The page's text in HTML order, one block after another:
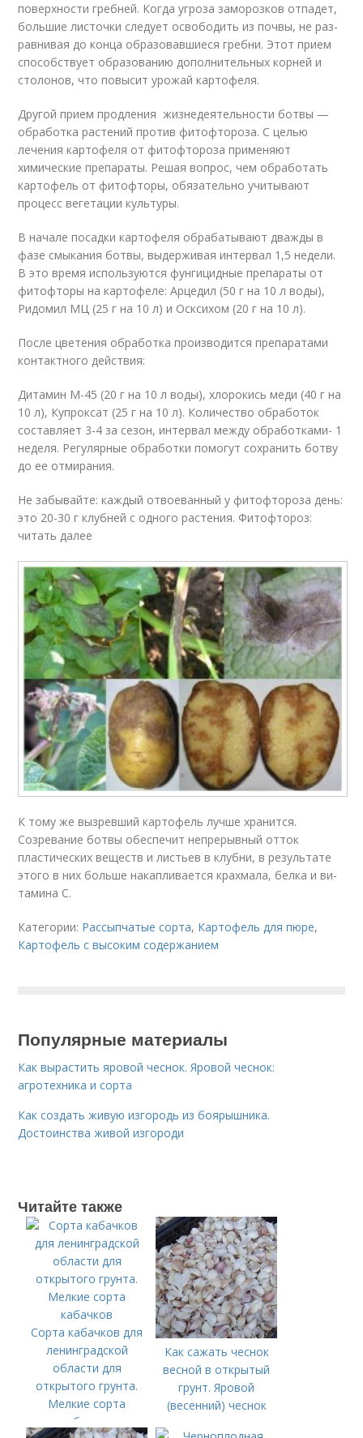
поверхности гребней. Когда угроза заморозков отпа­дет,
большие листочки следует освободить из почвы, не раз­
равнивая до конца образовав­шиеся гребни. Этот прием
способствует образованию допол­нительных корней и
столонов, что повысит урожай картофеля.
Другой прием продления жизнедеятельности ботвы —
обработка растений против фитофтороза. С целью
лечения картофеля от фитофтороза применяют
химические препараты. Решая вопрос, чем обработать
картофель от фитофторы, обязательно учитывают
процесс вегетации культуры.
В начале посадки картофеля обрабатывают дважды в
фазе смыкания ботвы, выдерживая интервал 1,5 недели.
В это время используются фунгицидные препараты от
фитофторы на картофеле: Арцедил (50 г на 10 л воды),
Ридомил МЦ (25 г на 10 л) и Осксихом (20 г на 10 л).
После цветения обработка производится препаратами
контактного действия:
Дитамин М-45 (20 г на 10 л воды), хлорокись меди (40 г на
10 л), Купроксат (25 г на 10 л). Количество обработок
составляет 3-4 за сезон, интервал между обработками- 1
неделя. Регулярные обработки по­могут сохранить ботву
до ее отмирания.
Не забывайте: каж­дый отвоеванный у фитофтороза день:
это 20-30 г клуб­ней с одного растения. Фитофтороз:
читать далее
К тому же вызревший картофель луч­ше хранится.
Созревание бот­вы обеспечит непрерывный от­ток
пластических веществ и листьев в клубни, в резуль­тате
этого в них больше накап­ливается крахмала, белка и ви­
тамина С.
Категории: Рассыпчатые сорта, Картофель для пюре,
Картофель с высоким содержанием
Популярные материалы
Как вырастить яровой чеснок. Яровой чеснок:
агротехника и сорта
Как создать живую изгородь из боярышника.
Достоинства живой изгороди
Читайте также
Сорта кабачков для
ленинградской
области для
открытого грунта.
Мелкие сорта
кабачков
Как сажать чеснок
весной в открытый
грунт. Яровой
(весенний) чеснок